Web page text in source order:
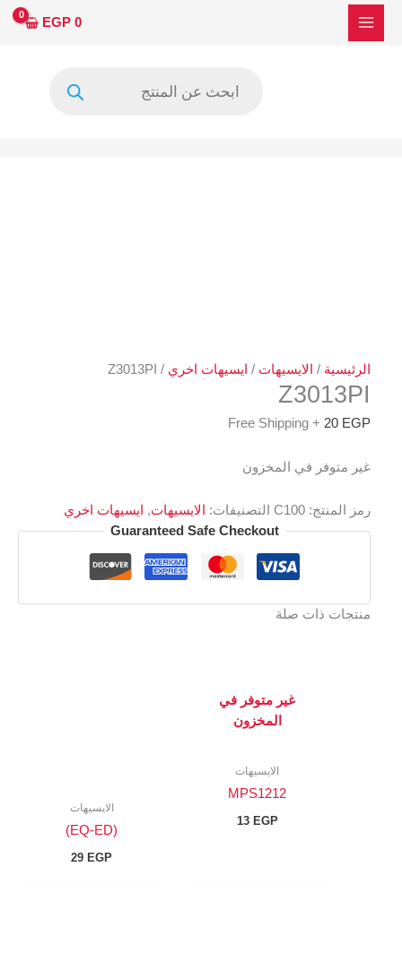
تخطي
0
EGP
الرئيسية / الايسيهات / ايسيهات اخري / Z3013PI
Z3013PI
20 EGP
+ Free Shipping
غير متوفر في المخزون
رمز المنتج: C100 التصنيفات: الايسيهات,
ايسيهات اخري
Guaranteed Safe Checkout
منتجات ذات صلة
غير متوفر في
المخزون
الايسيهات
MPS1212
13 EGP
الايسيهات
(EQ-ED)
29 EGP